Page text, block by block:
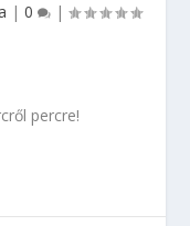
| 0 |
percre!